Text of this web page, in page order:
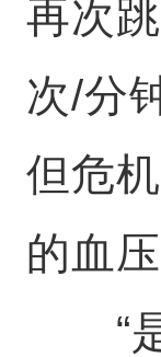
再次
次/分
但危
的血
“是